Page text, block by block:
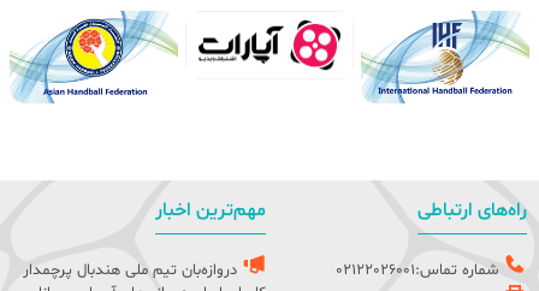
راه‌های ارتباطی
شماره تماس:02122026001
مهم‌ترین اخبار
دروازه‌بان تیم ملی هندبال پرچمدار